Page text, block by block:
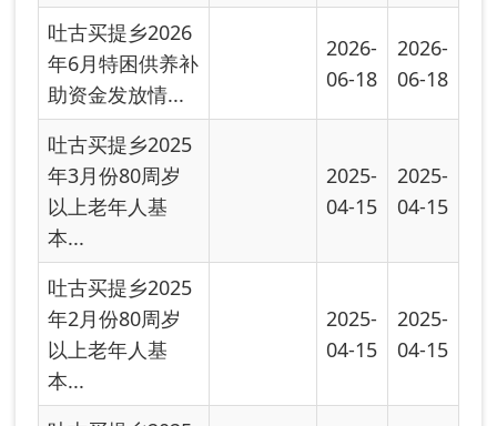
以上老年人基
本...
04-15
04-15
吐古买提乡2025
年1月份80周岁
以上老年人基
本...
吐古买提乡2025
年1—3月份特困
供养补助资金...
2025-
吐古买提乡2025
年1—3月份残疾
人两项补贴发...
2025-
04-15
吐古买提乡2025
年1—3月份农村
2025-
2025-